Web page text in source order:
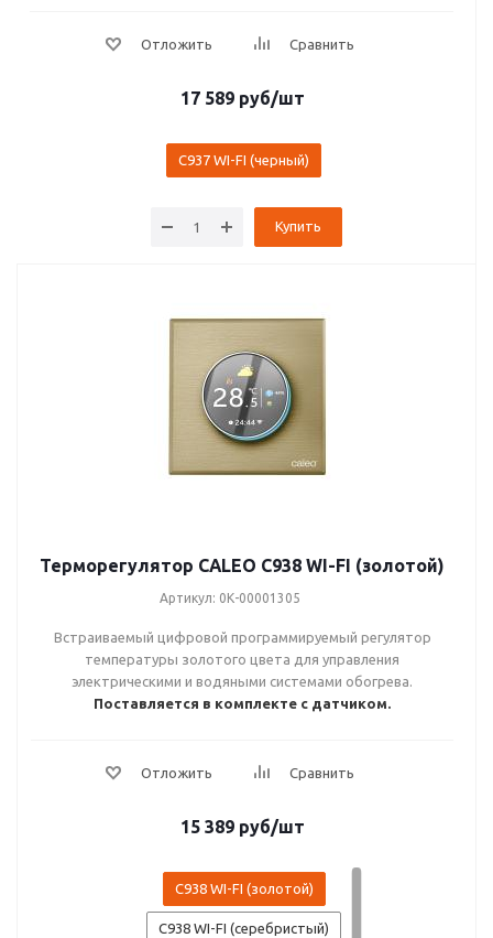
17 589руб/шт
C937 WI-FI (черный)
Купить
Терморегулятор CALEO C938 WI-FI (золотой)
Артикул: 0К-00001305
Встраиваемый цифровой программируемый регулятор
температуры золотого цвета для управления
электрическими и водяными системами обогрева.
Поставляется в комплекте с датчиком.
15 389 руб/шт
C938 WI-FI (золотой)
C938 WI-FI (серебристый)